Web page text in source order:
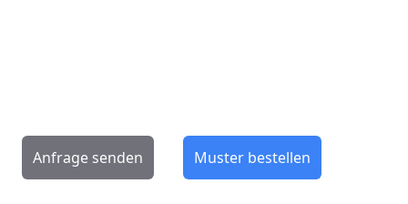
Anfrage senden Muster bestellen